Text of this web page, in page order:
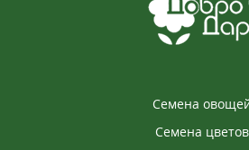
Семена
Семена цветов